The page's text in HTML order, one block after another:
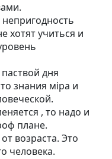
хотят учиться и
дня
знания мiра и
, то надо и
плане.
возраста. Это
человека.